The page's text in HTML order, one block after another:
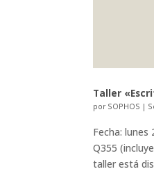
Taller
por SOPHOS |
Fecha:
Q355
taller está